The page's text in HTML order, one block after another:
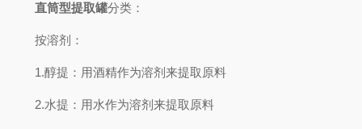
直筒型提取罐分类：
按溶剂：
1.醇提：用酒精作为溶剂来提取原料
2.水提：用水作为溶剂来提取原料